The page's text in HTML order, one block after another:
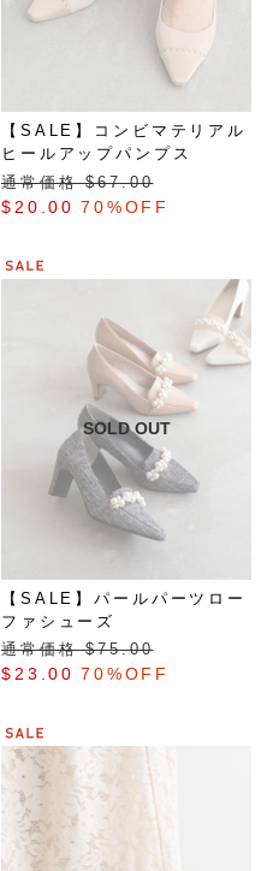
【SALE】コンビマテリアル
ヒールアップパンプス
通常価格 $‌67.00
$‌20.00 70%OFF
【SALE】パールパーツロー
ファシューズ
通常価格 $‌75.00
$‌23.00 70%OFF